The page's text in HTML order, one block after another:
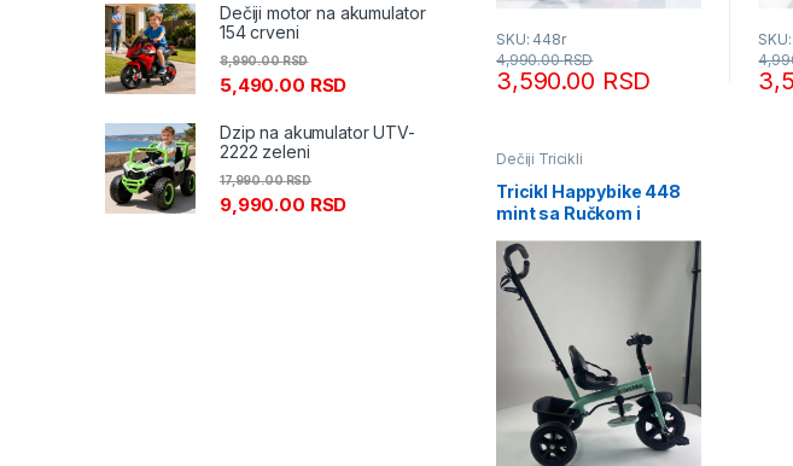
SKU: 448r
3,590.00 RSD
4,990.00RSD
Dečiji Tricikli
Tricikl Happybike 448
mint sa Ručkom i
Korpicom
Dečiji motor na akumulator
154 crveni
5,490.00 RSD
8,990.00RSD
Dzip na akumulator UTV-
2222 zeleni
9,990.00 RSD
17,990.00RSD